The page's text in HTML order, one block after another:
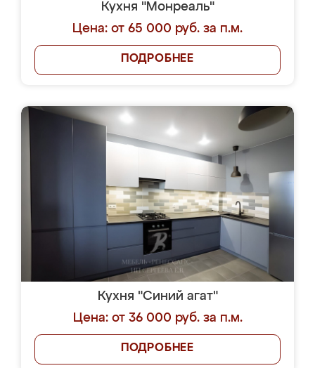
Кухня "Монреаль"
Цена: от 65 000 руб. за п.м.
ПОДРОБНЕЕ
Кухня "Синий агат"
Цена: от 36 000 руб. за п.м.
ПОДРОБНЕЕ